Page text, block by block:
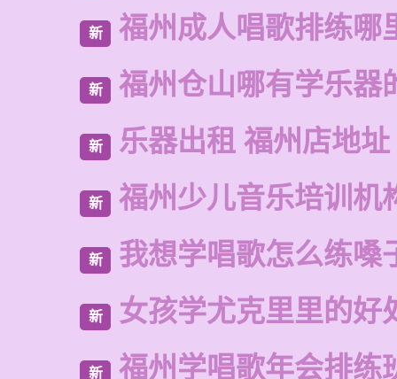
新 福州成人唱歌排练哪
新 福州仓山哪有学乐器
新 乐器出租 福州店地址
新 福州少儿音乐培训机
新 我想学唱歌怎么练嗓
新 女孩学尤克里里的好
新 福州学唱歌年会排练